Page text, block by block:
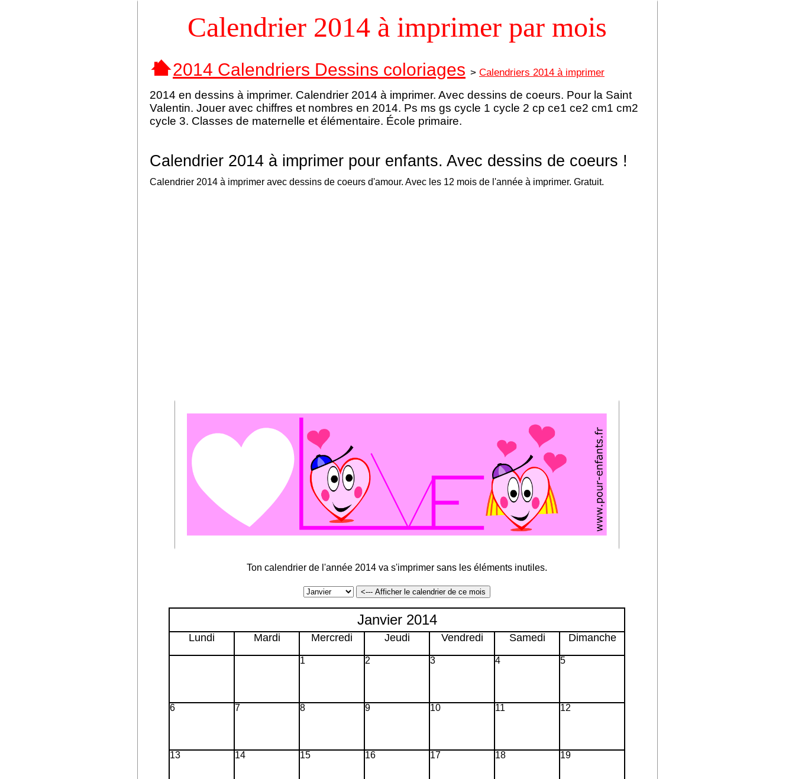
Calendrier 2014 à imprimer par mois
2014 Calendriers Dessins coloriages > Calendriers 2014 à imprimer
2014 en dessins à imprimer. Calendrier 2014 à imprimer. Avec dessins de coeurs. Pour la Saint
Valentin. Jouer avec chiffres et nombres en 2014. Ps ms gs cycle 1 cycle 2 cp ce1 ce2 cm1 cm2
cycle 3. Classes de maternelle et élémentaire. École primaire.
Calendrier 2014 à imprimer pour enfants. Avec dessins de coeurs !
Calendrier 2014 à imprimer avec dessins de coeurs d'amour. Avec les 12 mois de l'année à imprimer. Gratuit.
Ton calendrier de l'année 2014 va s'imprimer sans les éléments inutiles.
Janvier 2014
Lundi Mardi Mercredi Jeudi Vendredi Samedi Dimanche
1 2 3 4 5
6 7 8 9 10 11 12
13 14 15 16 17 18 19